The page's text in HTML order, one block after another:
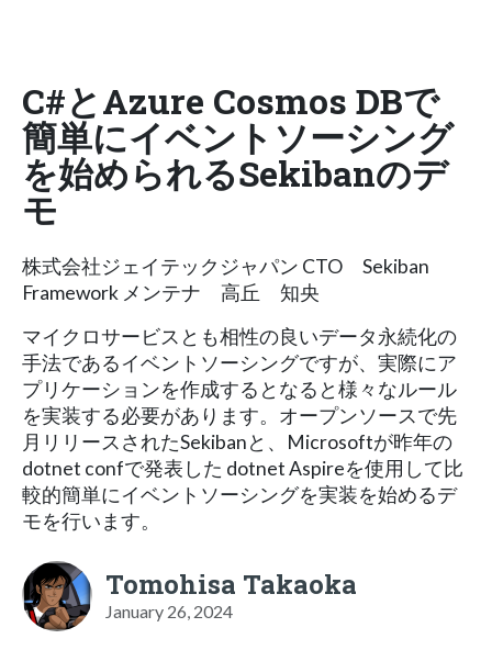
C#とAzure Cosmos DBで
簡単にイベントソーシング
を始められるSekibanのデ
モ
株式会社ジェイテックジャパン CTO Sekiban
Framework メンテナ 高丘 知央
マイクロサービスとも相性の良いデータ永続化の
手法であるイベントソーシングですが、実際にア
プリケーションを作成するとなると様々なルール
を実装する必要があります。オープンソースで先
月リリースされたSekibanと、Microsoftが昨年の
dotnet confで発表した dotnet Aspireを使用して比
較的簡単にイベントソーシングを実装を始めるデ
モを行います。
Tomohisa Takaoka
January 26, 2024